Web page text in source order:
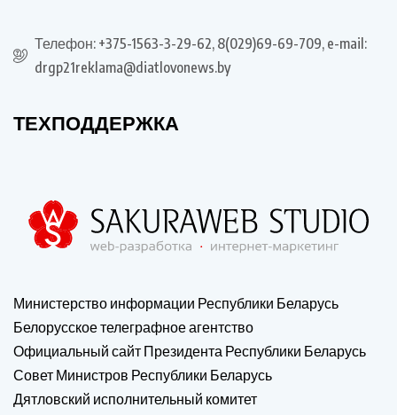
Телефон: +375-1563-3-29-62, 8(029)69-69-709, e-mail:
drgp21reklama@diatlovonews.by
ТЕХПОДДЕРЖКА
Министерство информации Республики Беларусь
Белорусское телеграфное агентство
Официальный сайт Президента Республики Беларусь
Совет Министров Республики Беларусь
Дятловский исполнительный комитет